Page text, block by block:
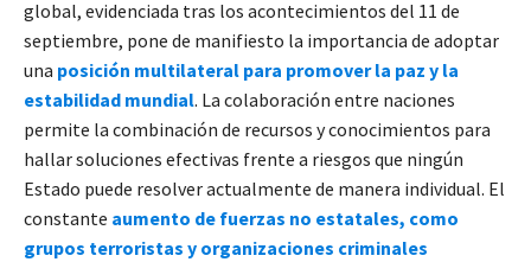
global, evidenciada tras los acontecimientos del 11 de
septiembre, pone de manifiesto la importancia de adoptar
una posición multilateral para promover la paz y la
estabilidad mundial. La colaboración entre naciones
permite la combinación de recursos y conocimientos para
hallar soluciones efectivas frente a riesgos que ningún
Estado puede resolver actualmente de manera individual. El
constante aumento de fuerzas no estatales, como
grupos terroristas y organizaciones criminales